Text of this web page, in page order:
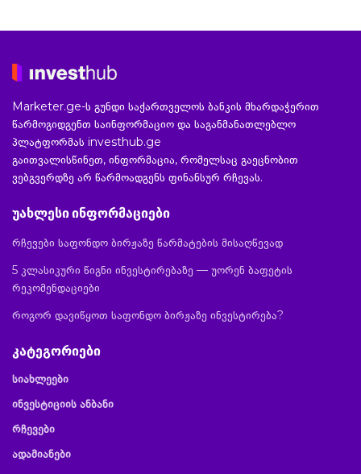
Marketer.ge-ს გუნდი საქართველოს ბანკის მხარდაჭერით
წარმოგიდგენთ საინფორმაციო და საგანმანათლებლო
პლატფორმას investhub.ge
გაითვალისწინეთ, ინფორმაცია, რომელსაც გაეცნობით
ვებგვერდზე არ წარმოადგენს ფინანსურ რჩევას.
უახლესი ინფორმაციები
რჩევები საფონდო ბირჟაზე წარმატების მისაღწევად
5 კლასიკური წიგნი ინვესტირებაზე — უორენ ბაფეტის
რეკომენდაციები
როგორ დავიწყოთ საფონდო ბირჟაზე ინვესტირება?
კატეგორიები
სიახლეები
ინვესტიციის ანბანი
რჩევები
ადამიანები